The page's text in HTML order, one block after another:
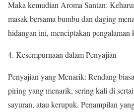
Maka kemudian Aroma Santan:
masak bersama bumbu dan daging
hidangan ini, menciptakan
4. Kesempurnaan dalam Penyajian
Penyajian yang Menarik: Rendang
piring yang menarik, sering kali di
sayuran, atau kerupuk. Penampilan